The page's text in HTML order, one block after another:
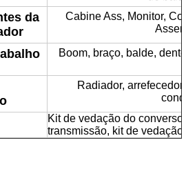
da
Cabine Ass, Monitor,
Boom, braço, balde,
Radiador,
Kit de vedação do
transmissão, kit de